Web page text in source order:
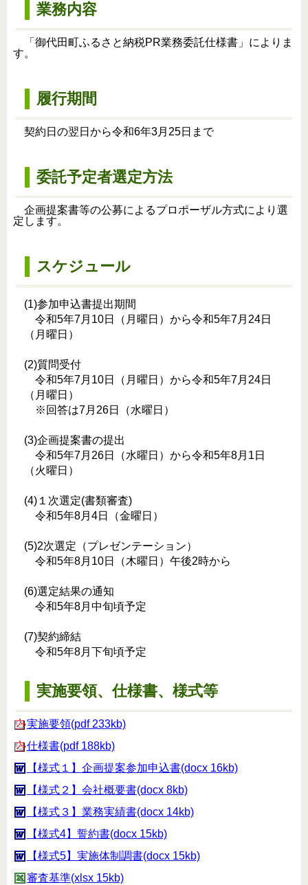
業務内容
「御代田町ふるさと納税PR業務委託仕様書」によりま
す。
履行期間
契約日の翌日から令和6年3月25日まで
委託予定者選定方法
企画提案書等の公募によるプロポーザル方式により選
定します。
スケジュール
(1)参加申込書提出期間
令和5年7月10日（月曜日）から令和5年7月24日
（月曜日）
(2)質問受付
令和5年7月10日（月曜日）から令和5年7月24日
（月曜日）
※回答は7月26日（水曜日）
(3)企画提案書の提出
令和5年7月26日（水曜日）から令和5年8月1日
（火曜日）
(4)１次選定(書類審査)
令和5年8月4日（金曜日）
(5)2次選定（プレゼンテーション）
令和5年8月10日（木曜日）午後2時から
(6)選定結果の通知
令和5年8月中旬頃予定
(7)契約締結
令和5年8月下旬頃予定
実施要領、仕様書、様式等
実施要領(pdf 233kb)
仕様書(pdf 188kb)
【様式１】企画提案参加申込書(docx 16kb)
【様式２】会社概要書(docx 8kb)
【様式３】業務実績書(docx 14kb)
【様式4】誓約書(docx 15kb)
【様式5】実施体制調書(docx 15kb)
審査基準(xlsx 15kb)